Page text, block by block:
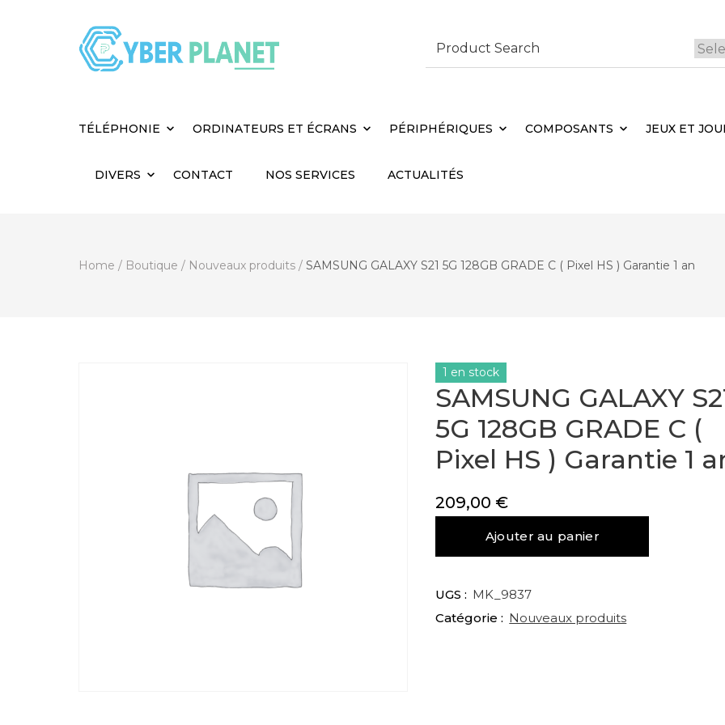
Search
for:
TÉLÉPHONIE ORDINATEURS ET ÉCRANS PÉRIPHÉRIQUES COMPOSANTS JEUX ET
DIVERS CONTACT NOS SERVICES ACTUALITÉS
Home / Boutique / Nouveaux produits / SAMSUNG GALAXY S21 5G 128GB GRADE C ( Pixel HS ) Garantie 1 an
SAMSUNG GALAXY
5G 128GB GRADE C (
Pixel HS ) Garantie 1
209,00 €
1 en stock
S21
5G
Ajouter au panier
UGS : MK_9837
Catégorie : Nouveaux produits